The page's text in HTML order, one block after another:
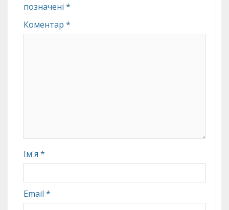
позначені *
Коментар *
Ім'я *
Email *